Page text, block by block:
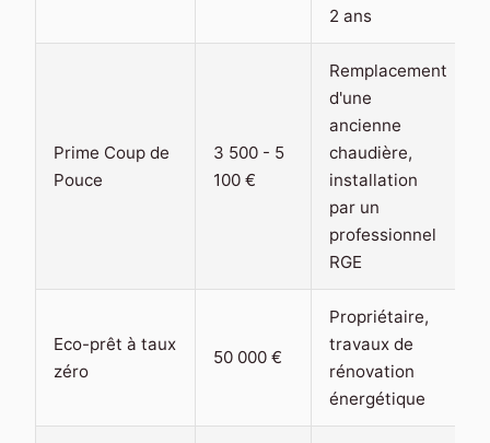
2 ans
Prime Coup de
Pouce
3 500 - 5
100 €
Remplacement
d'une
ancienne
chaudière,
installation
par un
professionnel
RGE
Eco-prêt à taux
zéro
50 000 €
Propriétaire,
travaux de
rénovation
énergétique